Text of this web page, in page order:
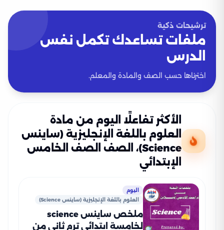
ترشيحات ذكية
ملفات تساعدك تكمل نفس
الدرس
اخترناها حسب الصف والمادة والمعلم.
الأكثر تفاعلًا اليوم من مادة
العلوم باللغة الإنجليزية (ساينس
Science)، الصف الصف الخامس
الإبتدائي
اليوم
العلوم باللغة الإنجليزية (ساينس Science)
ملخص ساينس science
لخامسة ابتدائي ترم ثاني من